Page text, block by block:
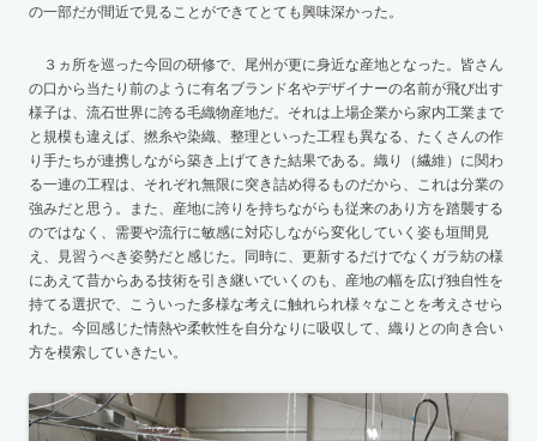
の一部だが間近で見ることができてとても興味深かった。
３ヵ所を巡った今回の研修で、尾州が更に身近な産地となった。皆さん
の口から当たり前のように有名ブランド名やデザイナーの名前が飛び出す
様子は、流石世界に誇る毛織物産地だ。それは上場企業から家内工業まで
と規模も違えば、撚糸や染織、整理といった工程も異なる、たくさんの作
り手たちが連携しながら築き上げてきた結果である。織り（繊維）に関わ
る一連の工程は、それぞれ無限に突き詰め得るものだから、これは分業の
強みだと思う。また、産地に誇りを持ちながらも従来のあり方を踏襲する
のではなく、需要や流行に敏感に対応しながら変化していく姿も垣間見
え、見習うべき姿勢だと感じた。同時に、更新するだけでなくガラ紡の様
にあえて昔からある技術を引き継いでいくのも、産地の幅を広げ独自性を
持てる選択で、こういった多様な考えに触れられ様々なことを考えさせら
れた。今回感じた情熱や柔軟性を自分なりに吸収して、織りとの向き合い
方を模索していきたい。